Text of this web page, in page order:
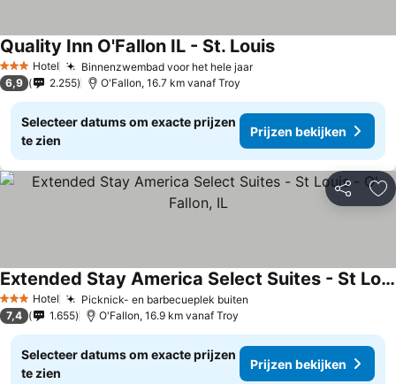
3 SterrenHotel Binnenzwembad voor het hele jaar
Quality Inn O'Fallon IL - St. Louis
6,9 2.255 O'Fallon, 16.7 km vanaf Troy
Selecteer datums om exacte prijzen
te zien
Prijzen bekijken
Delen
3 SterrenHotel Picknick- en barbecueplek buiten
Extended Stay America Select Suites - St Louis - O' Fallon, IL
7,4 1.655 O'Fallon, 16.9 km vanaf Troy
Selecteer datums om exacte prijzen
te zien
Prijzen bekijken